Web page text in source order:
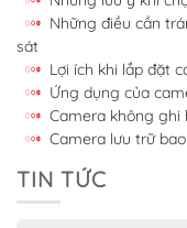
Những điều cần
sát
Lợi ích khi lắp đặt
Ứng dụng của
Camera không ghi
Camera lưu trữ
TIN TỨC